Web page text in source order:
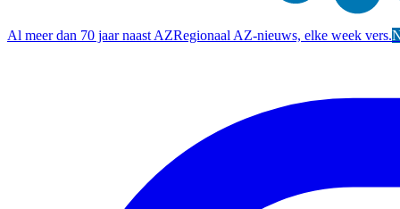
Al meer dan 70 jaar naast AZRegionaal AZ-nieuws, elke week vers.